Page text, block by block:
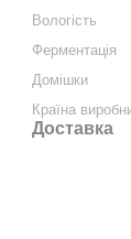
Вологість
Ферментація
Домішки
Країна
Доставка